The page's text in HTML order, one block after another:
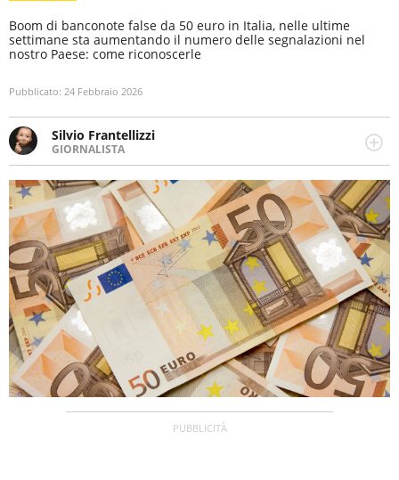
Boom di banconote false da 50 euro in Italia, nelle ultime
settimane sta aumentando il numero delle segnalazioni nel
nostro Paese: come riconoscerle
Pubblicato: 24 Febbraio 2026
Silvio Frantellizzi
GIORNALISTA
Giornalista pubblicista. Da oltre dieci anni si occupa di
informazione sul web, scrivendo di sport, attualità,
cronaca, motori, spettacolo e videogame.